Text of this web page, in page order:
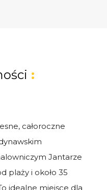
:
całoroczne
Jantarze
plaży i około 35
idealne miejsce dla